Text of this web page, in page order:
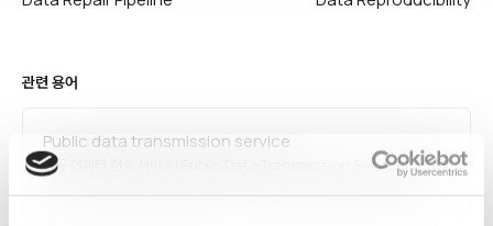
관련 용어
Public data transmission service
공공 데이터 전송 서비스(Public Data Transmission Service)는 정부